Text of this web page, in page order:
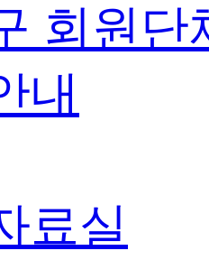
회원단
내
료실